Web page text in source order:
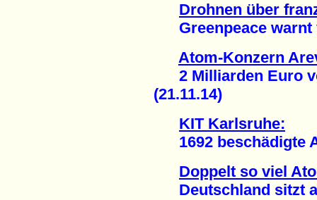
Drohnen über
Greenpeace warnt
Atom-Konzern
2 Milliarden Euro
(21.11.14)
KIT Karlsruhe:
1692 beschädigte
Doppelt so viel
Deutschland sitzt